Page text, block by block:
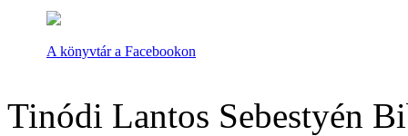
A könyvtár a Facebookon
Tinódi Lantos Sebestyén